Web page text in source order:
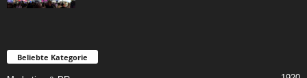
Beliebte Kategorie